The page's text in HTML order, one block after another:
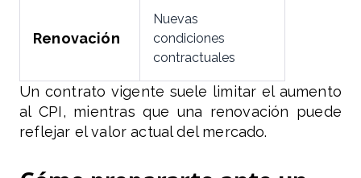
Renovación
Nuevas
condiciones
contractuales
Un contrato vigente suele limitar el aumento
al CPI, mientras que una renovación puede
reflejar el valor actual del mercado.